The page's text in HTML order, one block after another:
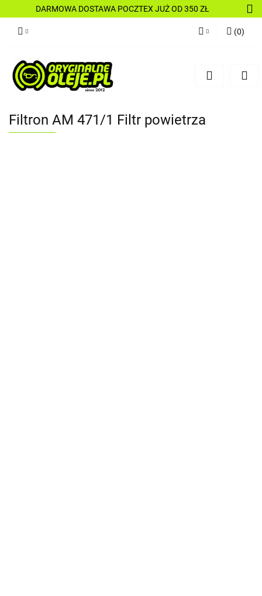
DARMOWA DOSTAWA POCZTEX JUŻ OD 350 ZŁ
Zarejestruj się
(0)
Filtron AM 471/1 Filtr powietrza